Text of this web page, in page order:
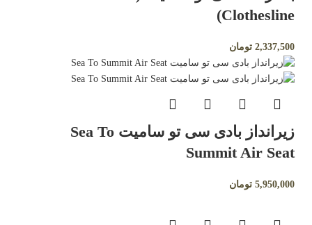
Clothesline)
2,337,500 تومان
زیرانداز بادی سی تو سامیت Sea To
Summit Air Seat
5,950,000 تومان